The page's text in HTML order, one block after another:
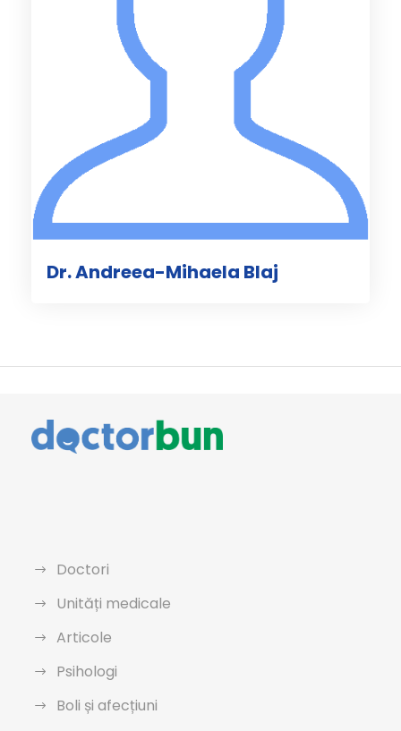
Dr. Andreea-Mihaela Blaj
Doctori
Unități medicale
Articole
Psihologi
Boli și afecțiuni